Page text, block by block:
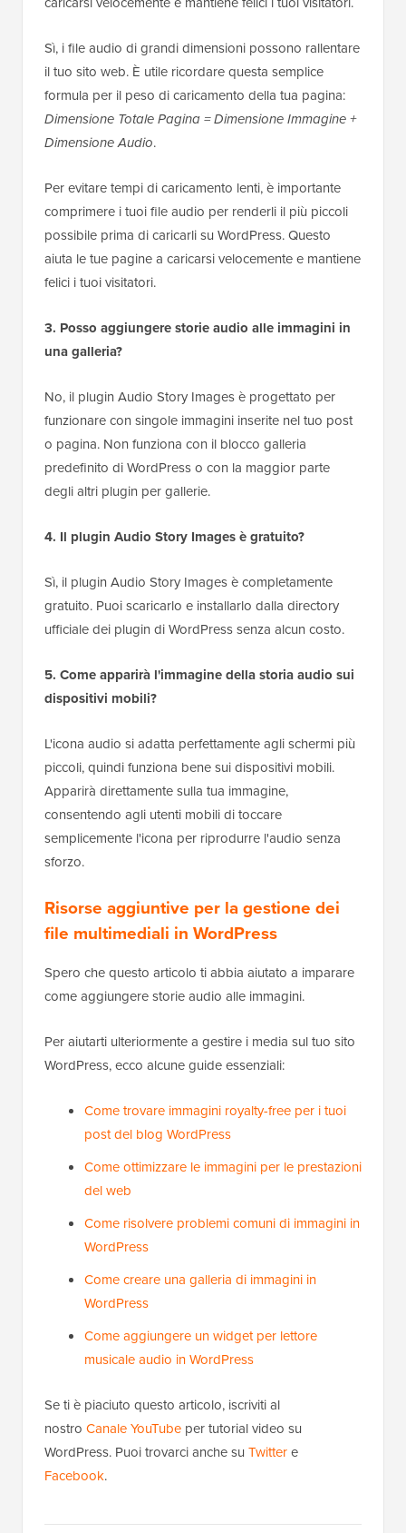
Sì, i file audio di grandi dimensioni possono rallentare
il tuo sito web. È utile ricordare questa semplice
formula per il peso di caricamento della tua pagina:
Dimensione Totale Pagina = Dimensione Immagine +
Dimensione Audio.
Per evitare tempi di caricamento lenti, è importante
comprimere i tuoi file audio per renderli il più piccoli
possibile prima di caricarli su WordPress. Questo
aiuta le tue pagine a caricarsi velocemente e mantiene
felici i tuoi visitatori.
3. Posso aggiungere storie audio alle immagini in
una galleria?
No, il plugin Audio Story Images è progettato per
funzionare con singole immagini inserite nel tuo post
o pagina. Non funziona con il blocco galleria
predefinito di WordPress o con la maggior parte
degli altri plugin per gallerie.
4. Il plugin Audio Story Images è gratuito?
Sì, il plugin Audio Story Images è completamente
gratuito. Puoi scaricarlo e installarlo dalla directory
ufficiale dei plugin di WordPress senza alcun costo.
5. Come apparirà l'immagine della storia audio sui
dispositivi mobili?
L'icona audio si adatta perfettamente agli schermi più
piccoli, quindi funziona bene sui dispositivi mobili.
Apparirà direttamente sulla tua immagine,
consentendo agli utenti mobili di toccare
semplicemente l'icona per riprodurre l'audio senza
sforzo.
Risorse aggiuntive per la gestione dei
file multimediali in WordPress
Spero che questo articolo ti abbia aiutato a imparare
come aggiungere storie audio alle immagini.
Per aiutarti ulteriormente a gestire i media sul tuo sito
WordPress, ecco alcune guide essenziali:
Come trovare immagini royalty-free per i tuoi
post del blog WordPress
Come ottimizzare le immagini per le prestazioni
del web
Come risolvere problemi comuni di immagini in
WordPress
Come creare una galleria di immagini in
WordPress
Come aggiungere un widget per lettore
musicale audio in WordPress
Se ti è piaciuto questo articolo, iscriviti al
nostro Canale YouTube per tutorial video su
WordPress. Puoi trovarci anche su Twittere
Facebook.